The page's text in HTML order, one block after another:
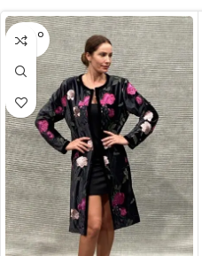
SOLD O
UT